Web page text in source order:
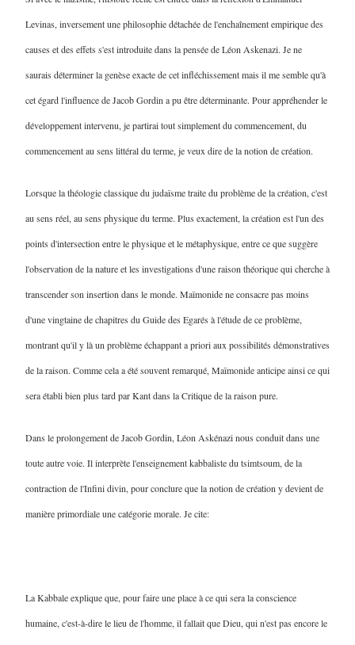
Levinas, inversement une philosophie détachée de l'enchaînement empirique des
causes et des effets s'est introduite dans la pensée de Léon Askenazi. Je ne
saurais déterminer la genèse exacte de cet infléchissement mais il me semble qu'à
cet égard l'influence de Jacob Gordin a pu être déterminante. Pour appréhender le
développement intervenu, je partirai tout simplement du commencement, du
commencement au sens littéral du terme, je veux dire de la notion de création.
Lorsque la théologie classique du judaïsme traite du problème de la création, c'est
au sens réel, au sens physique du terme. Plus exactement, la création est l'un des
points d'intersection entre le physique et le métaphysique, entre ce que suggère
l'observation de la nature et les investigations d'une raison théorique qui cherche à
transcender son insertion dans le monde. Maïmonide ne consacre pas moins
d'une vingtaine de chapitres du Guide des Egarés à l'étude de ce problème,
montrant qu'il y là un problème échappant a priori aux possibilités démonstratives
de la raison. Comme cela a été souvent remarqué, Maïmonide anticipe ainsi ce qui
sera établi bien plus tard par Kant dans la Critique de la raison pure.
Dans le prolongement de Jacob Gordin, Léon Askénazi nous conduit dans une
toute autre voie. Il interprète l'enseignement kabbaliste du tsimtsoum, de la
contraction de l'Infini divin, pour conclure que la notion de création y devient de
manière primordiale une catégorie morale. Je cite:
La Kabbale explique que, pour faire une place à ce qui sera la conscience
humaine, c'est-à-dire le lieu de l'homme, il fallait que Dieu, qui n'est pas encore le